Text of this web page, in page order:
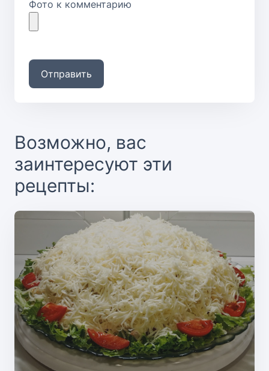
Фото к комментарию
Отправить
Возможно, вас
заинтересуют эти
рецепты: